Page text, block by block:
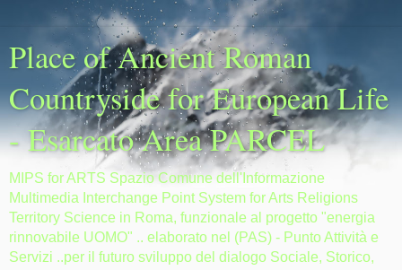
Place of Ancient Roman
Countryside for European Life
- Esarcato Area PARCEL
MIPS for ARTS Spazio Comune dell'Informazione
Multimedia Interchange Point System for Arts Religions
Territory Science in Roma, funzionale al progetto "energia
rinnovabile UOMO" .. elaborato nel (PAS) - Punto Attività e
Servizi ..per il futuro sviluppo del dialogo Sociale, Storico,